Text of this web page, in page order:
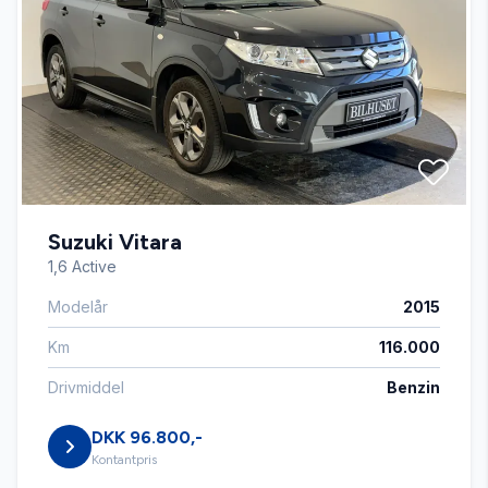
El-ruder
El-spejle
Fartpilot
Fjernbetjent centrallås
Højdejusterbart førersæde
Infocenter
Isofix
Suzuki Vitara
1,6 Active
Modelår 2015
Km 116.000
Drivmiddel Benzin
DKK 96.800,-
Kontantpris